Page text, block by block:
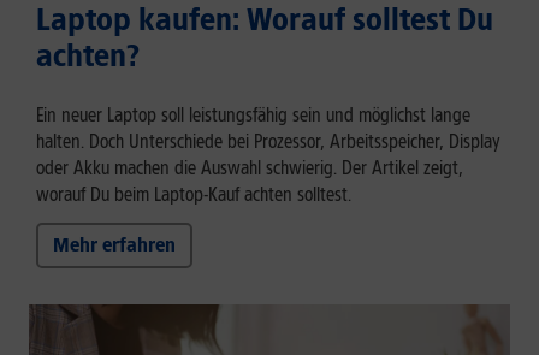
Laptop kaufen: Worauf solltest Du
achten?
Ein neuer Laptop soll leistungsfähig sein und möglichst lange
halten. Doch Unterschiede bei Prozessor, Arbeitsspeicher, Display
oder Akku machen die Auswahl schwierig. Der Artikel zeigt,
worauf Du beim Laptop-Kauf achten solltest.
Mehr erfahren